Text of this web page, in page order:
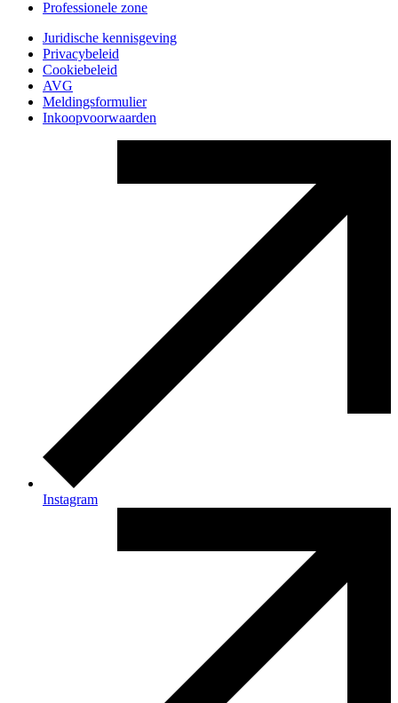
Professionele zone
Juridische kennisgeving
Privacybeleid
Cookiebeleid
AVG
Meldingsformulier
Inkoopvoorwaarden
Instagram